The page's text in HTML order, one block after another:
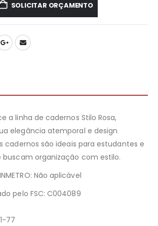
SOLICITAR ORÇAMENTO
a linha de cadernos Stilo Rosa,
elegância atemporal e design
cadernos são ideais para estudantes e
buscam organização com estilo.
Não aplicável
pelo FSC: C004089
77